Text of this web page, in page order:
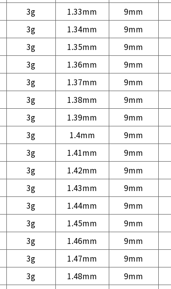
3g 1.33mm 9mm
3g 1.34mm 9mm
3g 1.35mm 9mm
3g 1.36mm 9mm
3g 1.37mm 9mm
3g 1.38mm 9mm
3g 1.39mm 9mm
3g 1.4mm 9mm
3g 1.41mm 9mm
3g 1.42mm 9mm
3g 1.43mm 9mm
3g 1.44mm 9mm
3g 1.45mm 9mm
3g 1.46mm 9mm
3g 1.47mm 9mm
3g 1.48mm 9mm